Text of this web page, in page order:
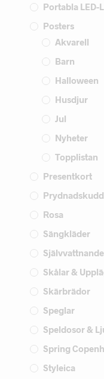
Portabla LED-
Posters
Akvarell
Barn
Halloween
Husdjur
Jul
Nyheter
Topplistan
Presentkort
Rosa
Sängkläder
Skålar &
Skärbrädor
Speglar
Speldosor &
Spring
Styleica